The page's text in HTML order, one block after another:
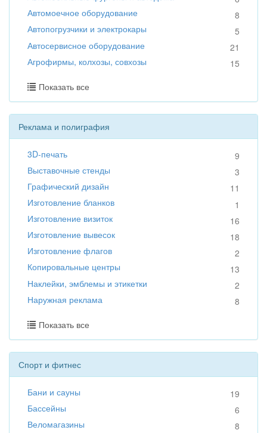
Автомоечное оборудование
8
Автопогрузчики и электрокары
5
Автосервисное оборудование
21
Агрофирмы, колхозы, совхозы
15
Показать все
Реклама и полиграфия
3D-печать
9
Выставочные стенды
3
Графический дизайн
11
Изготовление бланков
1
Изготовление визиток
16
Изготовление вывесок
18
Изготовление флагов
2
Копировальные центры
13
Наклейки, эмблемы и этикетки
2
Наружная реклама
8
Показать все
Спорт и фитнес
Бани и сауны
19
Бассейны
6
Веломагазины
8